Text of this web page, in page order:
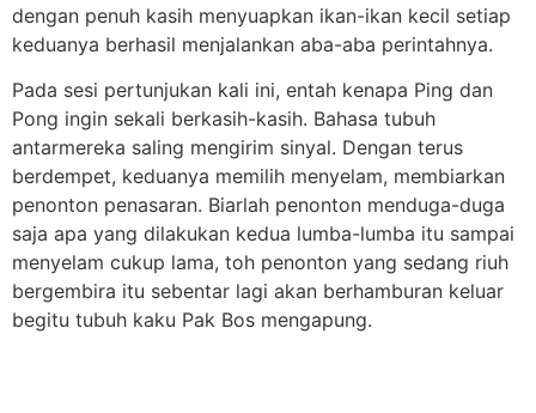
dengan penuh kasih menyuapkan ikan-ikan kecil setiap
keduanya berhasil menjalankan aba-aba perintahnya.
Pada sesi pertunjukan kali ini, entah kenapa Ping dan
Pong ingin sekali berkasih-kasih. Bahasa tubuh
antarmereka saling mengirim sinyal. Dengan terus
berdempet, keduanya memilih menyelam, membiarkan
penonton penasaran. Biarlah penonton menduga-duga
saja apa yang dilakukan kedua lumba-lumba itu sampai
menyelam cukup lama, toh penonton yang sedang riuh
bergembira itu sebentar lagi akan berhamburan keluar
begitu tubuh kaku Pak Bos mengapung.